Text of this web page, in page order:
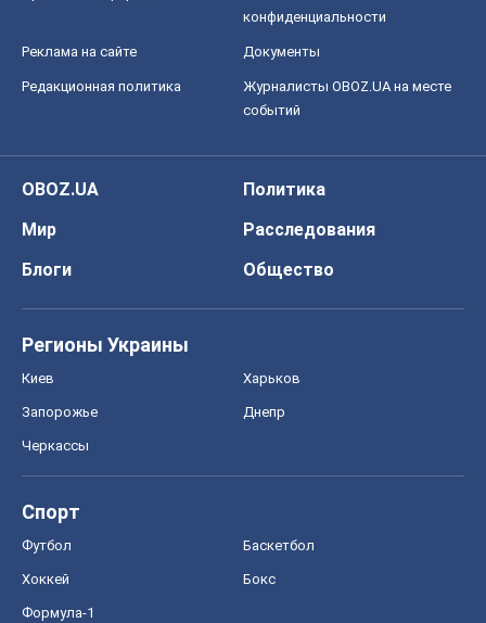
конфиденциальности
Реклама на сайте Документы
Редакционная политика
Журналисты OBOZ.UA на месте
событий
OBOZ.UA
Политика
Мир
Расследования
Блоги
Общество
Регионы Украины
Киев Харьков
Запорожье Днепр
Черкассы
Спорт
Футбол Баскетбол
Хоккей Бокс
Формула-1